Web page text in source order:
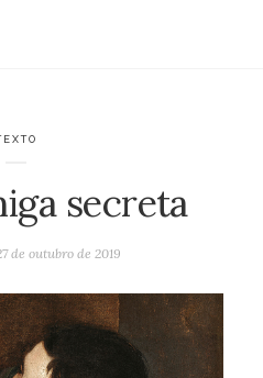
secreta
de outubro de 2019